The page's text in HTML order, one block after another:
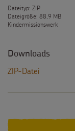
Dateityp: ZIP
Dateigröße: 88,9 MB
Kindermissionswerk
Downloads
ZIP-Datei